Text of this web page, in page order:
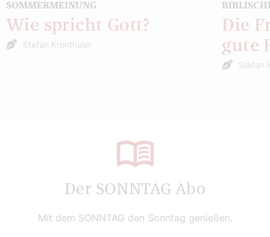
SOMMERMEINUNG
Wie spricht Gott?
Stefan Kronthaler
Die
gute
Stefan
Der SONNTAG Abo
Mit dem SONNTAG den Sonntag genießen.